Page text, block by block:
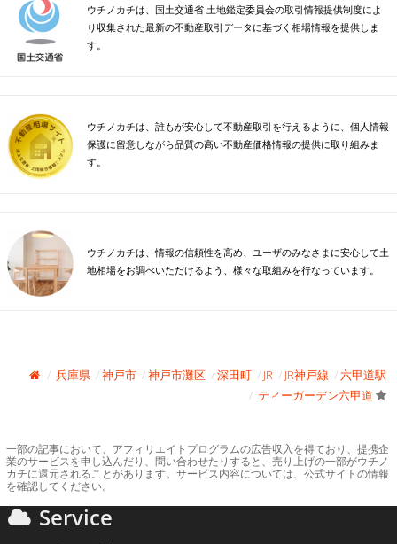
ウチノカチは、国土交通省 土地鑑定委員会の取引情報提供制度によ
り収集された最新の不動産取引データに基づく相場情報を提供しま
す。
ウチノカチは、誰もが安心して不動産取引を行えるように、個人情報
保護に留意しながら品質の高い不動産価格情報の提供に取り組みま
す。
ウチノカチは、情報の信頼性を高め、ユーザのみなさまに安心して土
地相場をお調べいただけるよう、様々な取組みを行なっています。
兵庫県 神戸市 神戸市灘区 深田町 JR JR神戸線
六甲道駅
ティーガーデン六甲道
一部の記事において、アフィリエイトプログラムの広告収入を得ており、提携企
業のサービスを申し込んだり、問い合わせたりすると、売り上げの一部がウチノ
カチに還元されることがあります。サービス内容については、公式サイトの情報
を確認してください。
Service